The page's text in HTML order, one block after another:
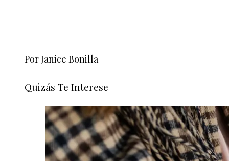
Por Janice Bonilla
Quizás Te Interese